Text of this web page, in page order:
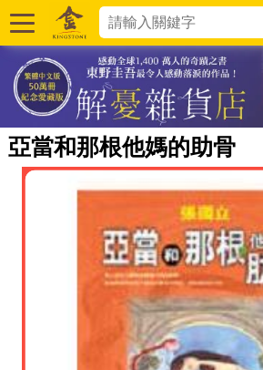
亞當和那根他媽的助骨